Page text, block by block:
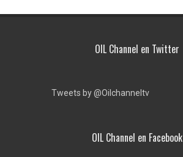
OIL Channel en Twitter
Tweets by @Oilchanneltv
OIL Channel en Facebook